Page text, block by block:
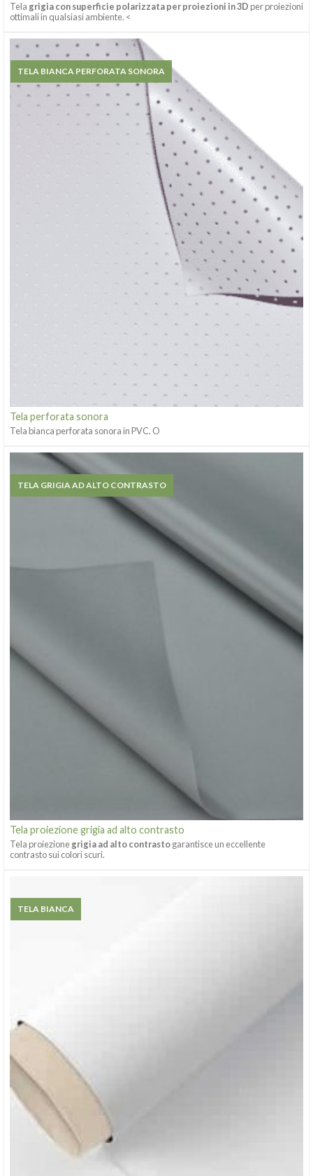
Tela grigia con superficie polarizzata per proiezioni in 3Dper proiezioni
ottimali in qualsiasi ambiente. <
Tela perforata sonora
Tela bianca perforata sonora in PVC. O
TELA BIANCA PERFORATA SONORA
Tela proiezione grigia ad alto contrasto
Tela proiezionegrigia ad alto contrastogarantisce un eccellente
contrasto sui colori scuri.
TELA GRIGIA AD ALTO CONTRASTO
TELA BIANCA